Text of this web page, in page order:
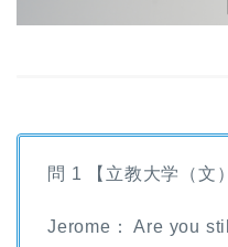
問 1 【立教大学（文
Jerome： Are you